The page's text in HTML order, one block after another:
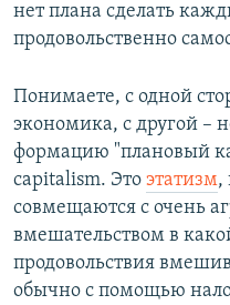
нет плана сделать
продовольственно
Понимаете, с одной
экономика, с другой –
формацию "плановый
capitalism. Это этатизм,
совмещаются с очень
вмешательством в
продовольствия
обычно с помощью